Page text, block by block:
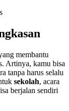
membantu
Artinya, kamu bisa
tanpa harus selalu
sekolah, acara
berjalan sendiri